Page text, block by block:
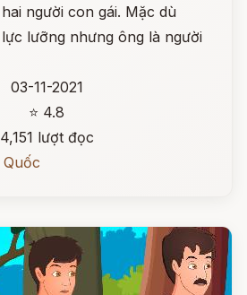
người con gái. Mặc dù
lưỡng nhưng ông là người
03-11-2021
⭐ 4.8
4,151 lượt đọc